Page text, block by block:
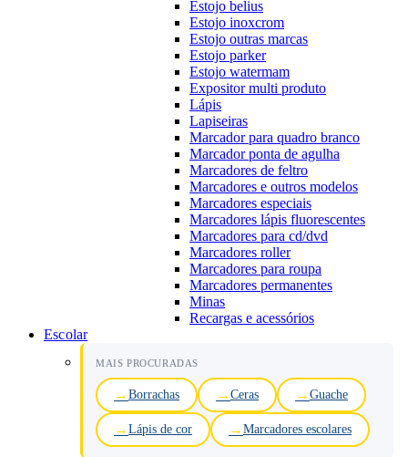
Estojo belius
Estojo inoxcrom
Estojo outras marcas
Estojo parker
Estojo watermam
Expositor multi produto
Lápis
Lapiseiras
Marcador para quadro branco
Marcador ponta de agulha
Marcadores de feltro
Marcadores e outros modelos
Marcadores especiais
Marcadores lápis fluorescentes
Marcadores para cd/dvd
Marcadores roller
Marcadores para roupa
Marcadores permanentes
Minas
Recargas e acessórios
Escolar
MAIS PROCURADAS
Borrachas Ceras Guache
Lápis de cor Marcadores escolares